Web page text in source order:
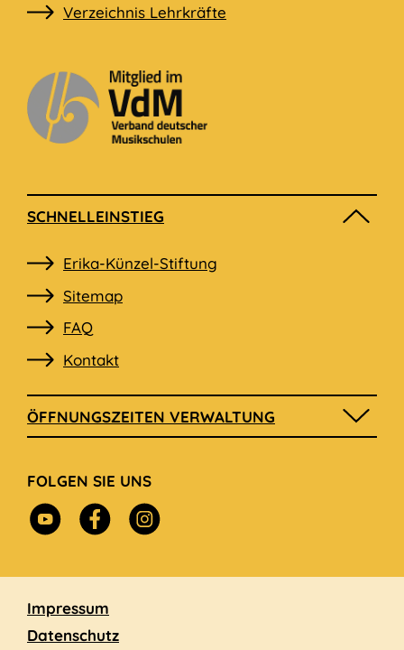
Verzeichnis Lehrkräfte
SCHNELLEINSTIEG
Navigation
überspringen
Erika-Künzel-Stiftung
Sitemap
FAQ
Kontakt
ÖFFNUNGSZEITEN VERWALTUNG
FOLGEN SIE UNS
Navigation
überspringen
Impressum
Datenschutz